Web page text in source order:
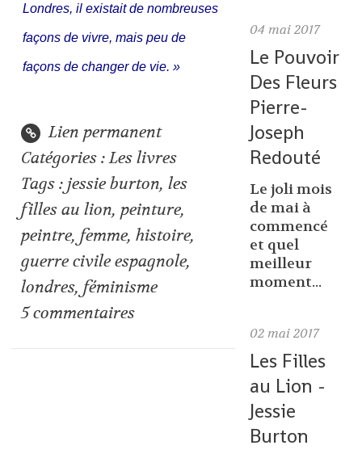
Londres, il existait de nombreuses
façons de vivre, mais peu de
façons de changer de vie. »
Lien permanent
Catégories :Les livres
Tags :jessie burton,les
filles au lion,peinture,
peintre,femme,histoire,
guerre civile espagnole,
londres,féminisme
5 commentaires
04 mai 2017
Le Pouvoir
Des Fleurs
Pierre-
Joseph
Redouté
Le joli mois
de mai à
commencé
et quel
meilleur
moment...
02 mai 2017
Les Filles
au Lion -
Jessie
Burton